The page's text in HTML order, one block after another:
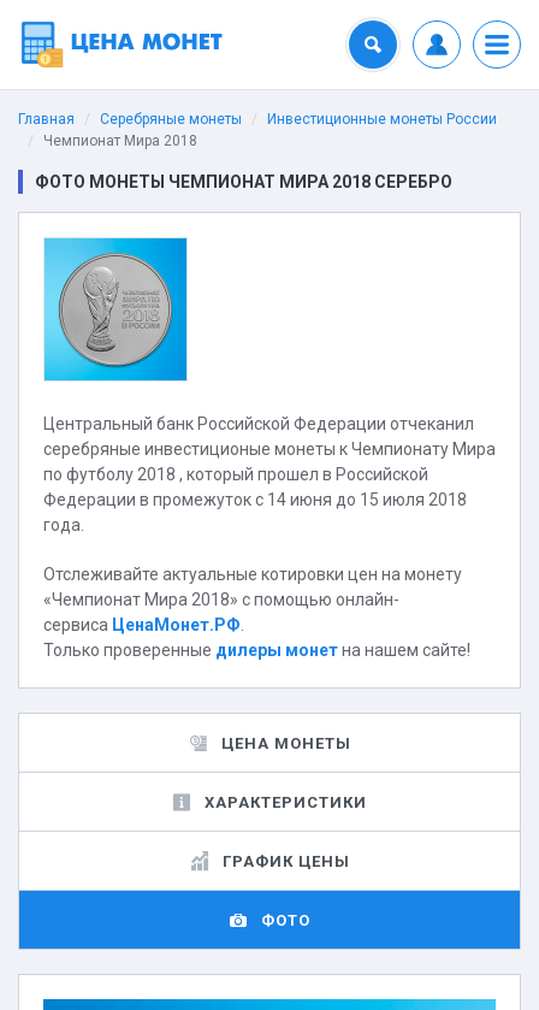
Главная Серебряные монеты
Инвестиционные монеты России
Чемпионат Мира 2018
ФОТО МОНЕТЫ ЧЕМПИОНАТ МИРА 2018 СЕРЕБРО
Центральный банк Российской Федерации отчеканил
серебряные инвестиционые монеты к Чемпионату Мира
по футболу 2018 , который прошел в Российской
Федерации в промежуток с 14 июня до 15 июля 2018
года.
Отслеживайте актуальные котировки цен на монету
«Чемпионат Мира 2018» с помощью онлайн-
сервиса ЦенаМонет.РФ
Только проверенные дилеры монетна нашем сайте!
ЦЕНА МОНЕТЫ
ХАРАКТЕРИСТИКИ
ГРАФИК ЦЕНЫ
ФОТО